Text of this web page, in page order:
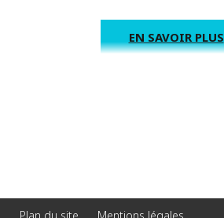
EN SAVOIR PLUS